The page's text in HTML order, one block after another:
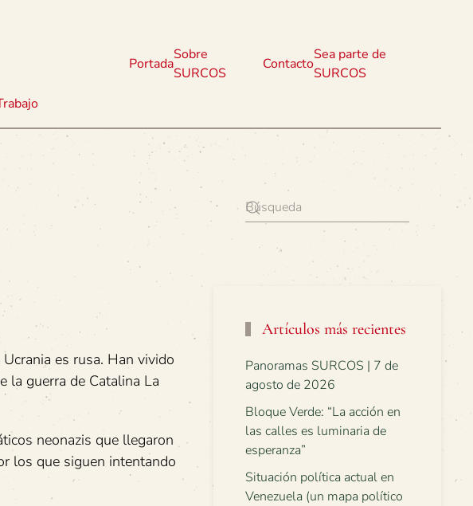
Portada
Sobre
SURCOS
Contacto
Sea parte de
SURCOS
es rusa. Han vivido
la guerra de Catalina La
neonazis que llegaron
los que siguen intentando
Artículos más recientes
Panoramas SURCOS | 7 de
agosto de 2026
Bloque Verde: “La acción en
las calles es luminaria de
esperanza”
Situación política actual en
Venezuela (un mapa político